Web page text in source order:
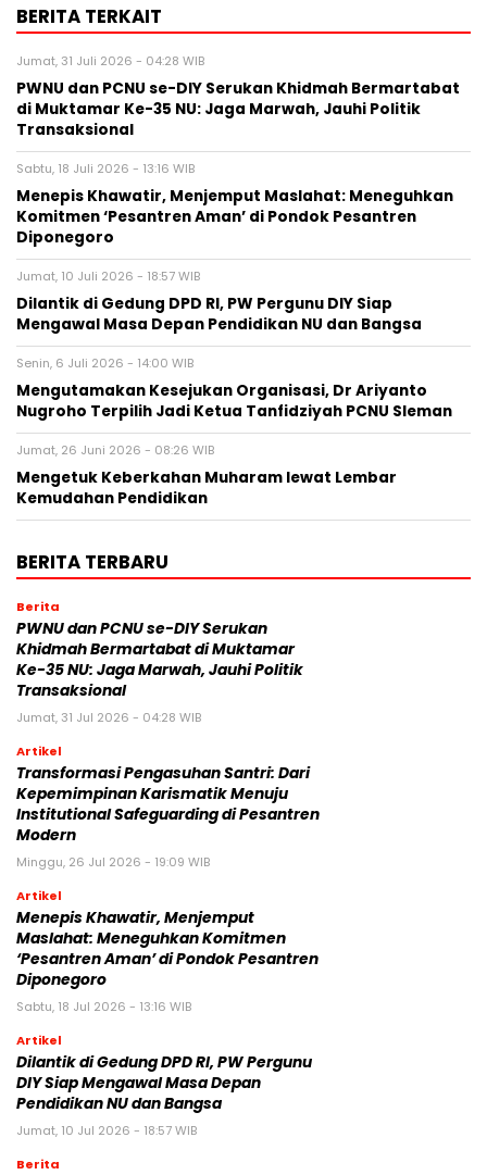
BERITA TERKAIT
Jumat, 31 Juli 2026 - 04:28 WIB
PWNU dan PCNU se-DIY Serukan Khidmah Bermartabat
di Muktamar Ke-35 NU: Jaga Marwah, Jauhi Politik
Transaksional
Sabtu, 18 Juli 2026 - 13:16 WIB
Menepis Khawatir, Menjemput Maslahat: Meneguhkan
Komitmen ‘Pesantren Aman’ di Pondok Pesantren
Diponegoro
Jumat, 10 Juli 2026 - 18:57 WIB
Dilantik di Gedung DPD RI, PW Pergunu DIY Siap
Mengawal Masa Depan Pendidikan NU dan Bangsa
Senin, 6 Juli 2026 - 14:00 WIB
Mengutamakan Kesejukan Organisasi, Dr Ariyanto
Nugroho Terpilih Jadi Ketua Tanfidziyah PCNU Sleman
Jumat, 26 Juni 2026 - 08:26 WIB
Mengetuk Keberkahan Muharam lewat Lembar
Kemudahan Pendidikan
BERITA TERBARU
Berita
PWNU dan PCNU se-DIY Serukan
Khidmah Bermartabat di Muktamar
Ke-35 NU: Jaga Marwah, Jauhi Politik
Transaksional
Jumat, 31 Jul 2026 - 04:28 WIB
Artikel
Transformasi Pengasuhan Santri: Dari
Kepemimpinan Karismatik Menuju
Institutional Safeguarding di Pesantren
Modern
Minggu, 26 Jul 2026 - 19:09 WIB
Artikel
Menepis Khawatir, Menjemput
Maslahat: Meneguhkan Komitmen
‘Pesantren Aman’ di Pondok Pesantren
Diponegoro
Sabtu, 18 Jul 2026 - 13:16 WIB
Artikel
Dilantik di Gedung DPD RI, PW Pergunu
DIY Siap Mengawal Masa Depan
Pendidikan NU dan Bangsa
Jumat, 10 Jul 2026 - 18:57 WIB
Berita